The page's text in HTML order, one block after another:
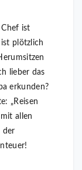
ist
plötzlich
lieber das
erkunden?
„Reisen
allen
der